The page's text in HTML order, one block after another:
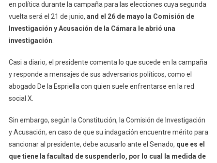
en política durante la campaña para las elecciones cuya segunda
vuelta será el 21 de junio, and el 26 de mayo la Comisión de
Investigación y Acusación de la Cámara le abrió una
investigación.
Casi a diario, el presidente comenta lo que sucede en la campaña
y responde a mensajes de sus adversarios políticos, como el
abogado De la Espriella con quien suele enfrentarse en la red
social X.
Sin embargo, según la Constitución, la Comisión de Investigación
y Acusación, en caso de que su indagación encuentre mérito para
sancionar al presidente, debe acusarlo ante el Senado, que es el
que tiene la facultad de suspenderlo, por lo cual la medida de